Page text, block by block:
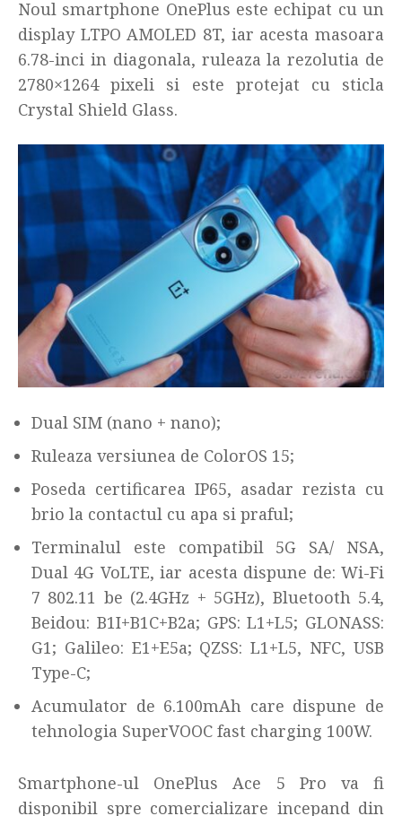
Noul smartphone OnePlus este echipat cu un
display LTPO AMOLED 8T, iar acesta masoara
6.78-inci in diagonala, ruleaza la rezolutia de
2780×1264 pixeli si este protejat cu sticla
Crystal Shield Glass.
Dual SIM (nano + nano);
Ruleaza versiunea de ColorOS 15;
Poseda certificarea IP65, asadar rezista cu
brio la contactul cu apa si praful;
Terminalul este compatibil 5G SA/ NSA,
Dual 4G VoLTE, iar acesta dispune de: Wi-Fi
7 802.11 be (2.4GHz + 5GHz), Bluetooth 5.4,
Beidou: B1I+B1C+B2a; GPS: L1+L5; GLONASS:
G1; Galileo: E1+E5a; QZSS: L1+L5, NFC, USB
Type-C;
Acumulator de 6.100mAh care dispune de
tehnologia SuperVOOC fast charging 100W.
Smartphone-ul OnePlus Ace 5 Pro va fi
disponibil spre comercializare incepand din